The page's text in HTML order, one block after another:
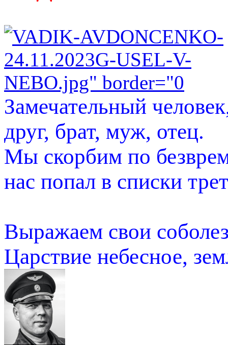
Замечательный
друг, брат, муж, отец.
Мы скорбим по
нас попал в списки
Выражаем свои
Царствие небесное,